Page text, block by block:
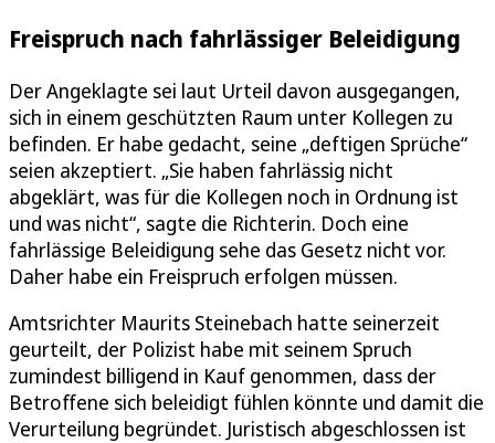
Freispruch nach fahrlässiger Beleidigung
Der Angeklagte sei laut Urteil davon ausgegangen,
sich in einem geschützten Raum unter Kollegen zu
befinden. Er habe gedacht, seine „deftigen Sprüche“
seien akzeptiert. „Sie haben fahrlässig nicht
abgeklärt, was für die Kollegen noch in Ordnung ist
und was nicht“, sagte die Richterin. Doch eine
fahrlässige Beleidigung sehe das Gesetz nicht vor.
Daher habe ein Freispruch erfolgen müssen.
Amtsrichter Maurits Steinebach hatte seinerzeit
geurteilt, der Polizist habe mit seinem Spruch
zumindest billigend in Kauf genommen, dass der
Betroffene sich beleidigt fühlen könnte und damit die
Verurteilung begründet. Juristisch abgeschlossen ist